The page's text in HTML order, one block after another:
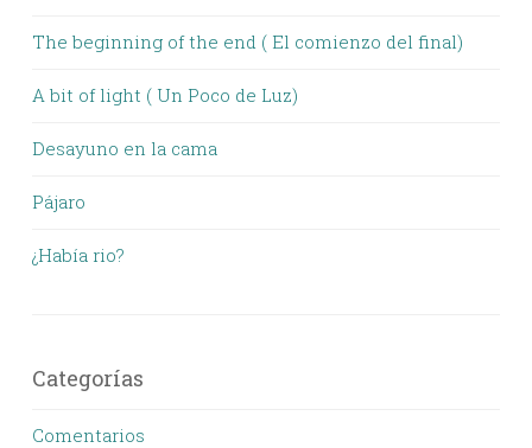
The beginning of the end ( El comienzo del final)
A bit of light ( Un Poco de Luz)
Desayuno en la cama
Pájaro
¿Había rio?
Categorías
Comentarios